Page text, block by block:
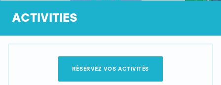
ACTIVITIES
RÉSERVEZ VOS ACTIVITÉS